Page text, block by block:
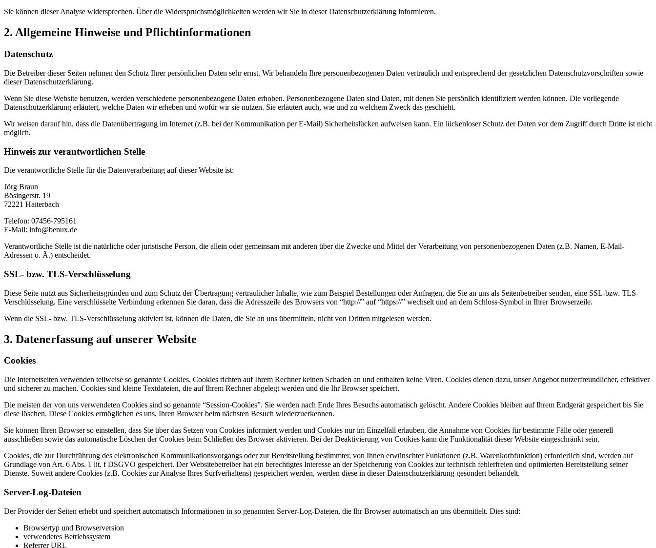
Sie können dieser Analyse widersprechen. Über die Widerspruchsmöglichkeiten werden wir Sie in dieser Datenschutzerklärung informieren.
2. Allgemeine Hinweise und Pflichtinformationen
Datenschutz
Die Betreiber dieser Seiten nehmen den Schutz Ihrer persönlichen Daten sehr ernst. Wir behandeln Ihre personenbezogenen Daten vertraulich und entsprechend der gesetzlichen Datenschutzvorschriften sowie
dieser Datenschutzerklärung.
Wenn Sie diese Website benutzen, werden verschiedene personenbezogene Daten erhoben. Personenbezogene Daten sind Daten, mit denen Sie persönlich identifiziert werden können. Die vorliegende
Datenschutzerklärung erläutert, welche Daten wir erheben und wofür wir sie nutzen. Sie erläutert auch, wie und zu welchem Zweck das geschieht.
Wir weisen darauf hin, dass die Datenübertragung im Internet (z.B. bei der Kommunikation per E-Mail) Sicherheitslücken aufweisen kann. Ein lückenloser Schutz der Daten vor dem Zugriff durch Dritte ist nicht
möglich.
Hinweis zur verantwortlichen Stelle
Die verantwortliche Stelle für die Datenverarbeitung auf dieser Website ist:
Jörg Braun
Bösingerstr. 19
72221 Haiterbach
Telefon: 07456-795161
E-Mail: info@benux.de
Verantwortliche Stelle ist die natürliche oder juristische Person, die allein oder gemeinsam mit anderen über die Zwecke und Mittel der Verarbeitung von personenbezogenen Daten (z.B. Namen, E-Mail-
Adressen o. Ä.) entscheidet.
SSL- bzw. TLS-Verschlüsselung
Diese Seite nutzt aus Sicherheitsgründen und zum Schutz der Übertragung vertraulicher Inhalte, wie zum Beispiel Bestellungen oder Anfragen, die Sie an uns als Seitenbetreiber senden, eine SSL-bzw. TLS-
Verschlüsselung. Eine verschlüsselte Verbindung erkennen Sie daran, dass die Adresszeile des Browsers von “http://” auf “https://” wechselt und an dem Schloss-Symbol in Ihrer Browserzeile.
Wenn die SSL- bzw. TLS-Verschlüsselung aktiviert ist, können die Daten, die Sie an uns übermitteln, nicht von Dritten mitgelesen werden.
3. Datenerfassung auf unserer Website
Cookies
Die Internetseiten verwenden teilweise so genannte Cookies. Cookies richten auf Ihrem Rechner keinen Schaden an und enthalten keine Viren. Cookies dienen dazu, unser Angebot nutzerfreundlicher, effektiver
und sicherer zu machen. Cookies sind kleine Textdateien, die auf Ihrem Rechner abgelegt werden und die Ihr Browser speichert.
Die meisten der von uns verwendeten Cookies sind so genannte “Session-Cookies”. Sie werden nach Ende Ihres Besuchs automatisch gelöscht. Andere Cookies bleiben auf Ihrem Endgerät gespeichert bis Sie
diese löschen. Diese Cookies ermöglichen es uns, Ihren Browser beim nächsten Besuch wiederzuerkennen.
Sie können Ihren Browser so einstellen, dass Sie über das Setzen von Cookies informiert werden und Cookies nur im Einzelfall erlauben, die Annahme von Cookies für bestimmte Fälle oder generell
ausschließen sowie das automatische Löschen der Cookies beim Schließen des Browser aktivieren. Bei der Deaktivierung von Cookies kann die Funktionalität dieser Website eingeschränkt sein.
Cookies, die zur Durchführung des elektronischen Kommunikationsvorgangs oder zur Bereitstellung bestimmter, von Ihnen erwünschter Funktionen (z.B. Warenkorbfunktion) erforderlich sind, werden auf
Grundlage von Art. 6 Abs. 1 lit. f DSGVO gespeichert. Der Websitebetreiber hat ein berechtigtes Interesse an der Speicherung von Cookies zur technisch fehlerfreien und optimierten Bereitstellung seiner
Dienste. Soweit andere Cookies (z.B. Cookies zur Analyse Ihres Surfverhaltens) gespeichert werden, werden diese in dieser Datenschutzerklärung gesondert behandelt.
Server-Log-Dateien
Der Provider der Seiten erhebt und speichert automatisch Informationen in so genannten Server-Log-Dateien, die Ihr Browser automatisch an uns übermittelt. Dies sind:
Browsertyp und Browserversion
verwendetes Betriebssystem
Referrer URL